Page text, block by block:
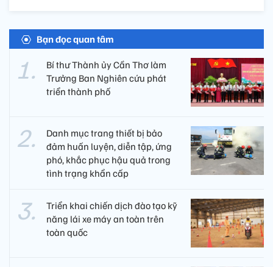
Bạn đọc quan tâm
Bí thư Thành ủy Cần Thơ làm
Trưởng Ban Nghiên cứu phát
triển thành phố
Danh mục trang thiết bị bảo
đảm huấn luyện, diễn tập, ứng
phó, khắc phục hậu quả trong
tình trạng khẩn cấp
Triển khai chiến dịch đào tạo kỹ
năng lái xe máy an toàn trên
toàn quốc